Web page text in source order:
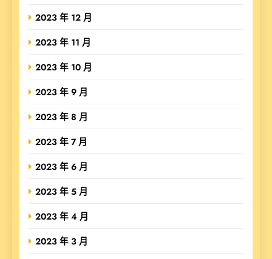
2023 年 12 月
2023 年 11 月
2023 年 10 月
2023 年 9 月
2023 年 8 月
2023 年 7 月
2023 年 6 月
2023 年 5 月
2023 年 4 月
2023 年 3 月